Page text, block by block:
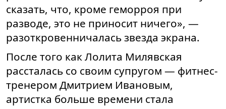
сказать, что, кроме геморроя при
разводе, это не приносит ничего», —
разоткровенничалась звезда экрана.
После того как Лолита Милявская
рассталась со своим супругом — фитнес-
тренером Дмитрием Ивановым,
артистка больше времени стала